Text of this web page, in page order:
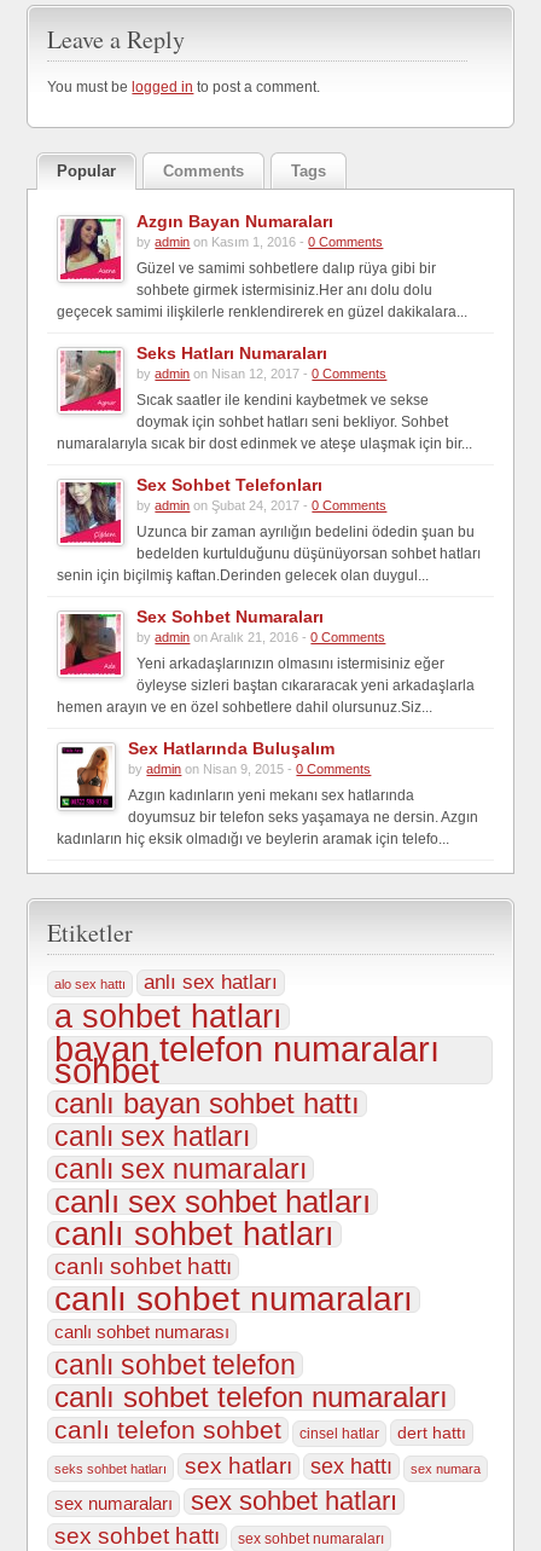
Leave a Reply
You must be logged in to post a comment.
Popular Comments Tags
Azgın Bayan Numaraları
byadmin on Kasım 1, 2016 -0 Comments
Güzel ve samimi sohbetlere dalıp rüya gibi bir
sohbete girmek istermisiniz.Her anı dolu dolu
geçecek samimi ilişkilerle renklendirerek en güzel dakikalara...
Seks Hatları Numaraları
byadmin on Nisan 12, 2017 -0 Comments
Sıcak saatler ile kendini kaybetmek ve sekse
doymak için sohbet hatları seni bekliyor. Sohbet
numaralarıyla sıcak bir dost edinmek ve ateşe ulaşmak için bir...
Sex Sohbet Telefonları
byadmin on Şubat 24, 2017 -0 Comments
Uzunca bir zaman ayrılığın bedelini ödedin şuan bu
bedelden kurtulduğunu düşünüyorsan sohbet hatları
senin için biçilmiş kaftan.Derinden gelecek olan duygul...
Sex Sohbet Numaraları
byadmin on Aralık 21, 2016 -0 Comments
Yeni arkadaşlarınızın olmasını istermisiniz eğer
öyleyse sizleri baştan cıkararacak yeni arkadaşlarla
hemen arayın ve en özel sohbetlere dahil olursunuz.Siz...
Sex Hatlarında Buluşalım
byadmin on Nisan 9, 2015 -0 Comments
Azgın kadınların yeni mekanı sex hatlarında
doyumsuz bir telefon seks yaşamaya ne dersin. Azgın
kadınların hiç eksik olmadığı ve beylerin aramak için telefo...
Etiketler
alo sex hattı anlı sex hatları
a sohbet hatları
bayan telefon numaraları
sohbet
canlı bayan sohbet hattı
canlı sex hatları
canlı sex numaraları
canlı sex sohbet hatları
canlı sohbet hatları
canlı sohbet hattı
canlı sohbet numaraları
canlı sohbet numarası
canlı sohbet telefon
canlı sohbet telefon numaraları
canlı telefon sohbet cinsel hatlar dert hattı
seks sohbet hatları sex hatları sex hattı sex numara
sex numaraları sex sohbet hatları
sex sohbet hattı sex sohbet numaraları